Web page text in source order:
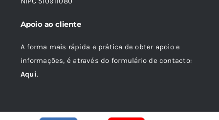
Apoio ao cliente
A forma mais rápida e prática de obter apoio e
informações, é através do formulário de contacto:
Aqui.